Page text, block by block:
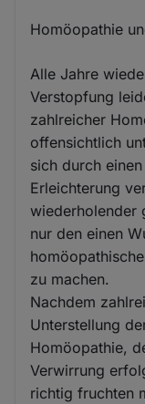
Homöopathie
Alle Jahre
Verstopfung
zahlreicher
offensichtlich
sich durch
Erleichterung
wiederholender
nur den einen
zu machen.
Nachdem
Unterstellung
Homöopathie,
Verwirrung
richtig fruchten